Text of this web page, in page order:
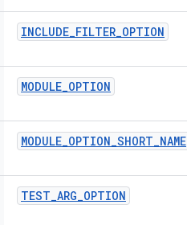
INCLUDE_FILTER_OPTION
MODULE_OPTION
MODULE_OPTION_SHORT_NAME
TEST_ARG_OPTION